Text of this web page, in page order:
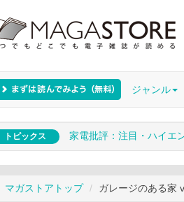
ジャンル
トピックス 家電批評：注目・ハイエ
マガストアトップ ガレージのある家